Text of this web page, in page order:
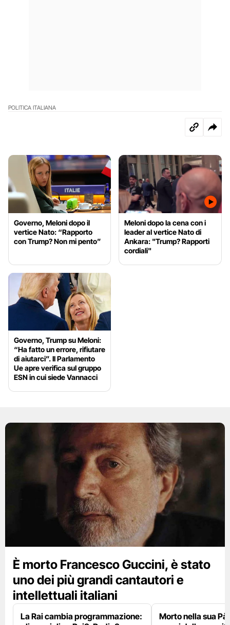
POLITICA ITALIANA
Governo, Meloni dopo il
vertice Nato: “Rapporto
con Trump? Non mi pento”
Meloni dopo la cena con i
leader al vertice Nato di
Ankara: "Trump? Rapporti
cordiali"
Governo, Trump su Meloni:
“Ha fatto un errore, rifiutare
di aiutarci”. Il Parlamento
Ue apre verifica sul gruppo
ESN in cui siede Vannacci
È morto Francesco Guccini, è stato
uno dei più grandi cantautori e
intellettuali italiani
La Rai cambia programmazione:
Morto nella sua